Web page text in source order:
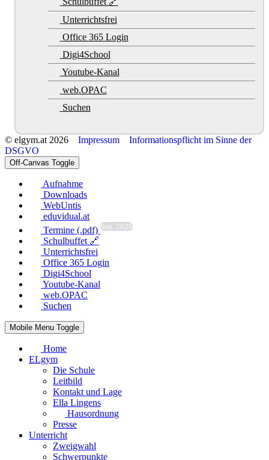
Unterrichtsfrei
Office 365 Login
Digi4School
Youtube-Kanal
web.OPAC
Suchen
© elgym.at 2026 Impressum
Informationspflicht im Sinne der
DSGVO
Off-Canvas Toggle
Aufnahme
Downloads
WebUntis
eduvidual.at
Termine (.pdf) Sep. 2026
Schulbuffet 🔗
Unterrichtsfrei
Office 365 Login
Digi4School
Youtube-Kanal
web.OPAC
Suchen
Mobile Menu Toggle
Home
ELgym
Die Schule
Leitbild
Kontakt und Lage
Ella Lingens
Hausordnung
Presse
Unterricht
Zweigwahl
Schwerpunkte